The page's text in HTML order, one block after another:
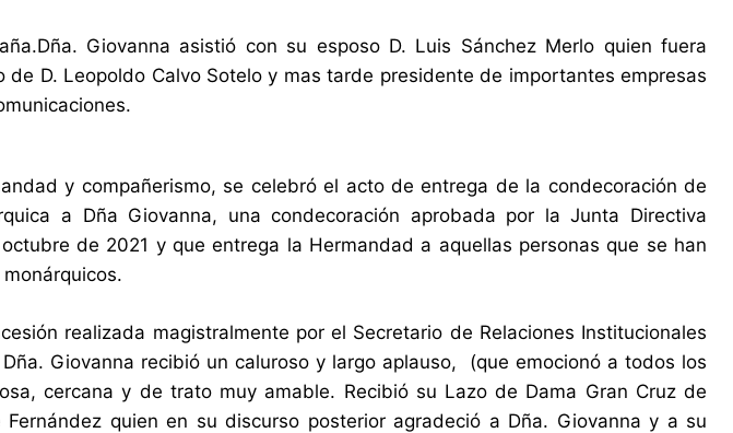
Giovanna asistió con su esposo D. Luis Sánchez Merlo quien fuera
de D. Leopoldo Calvo Sotelo y mas tarde presidente de importantes empresas
y compañerismo, se celebró el acto de entrega de la condecoración de
a Dña Giovanna, una condecoración aprobada por la Junta Directiva
de 2021 y que entrega la Hermandad a aquellas personas que se han
realizada magistralmente por el Secretario de Relaciones Institucionales
Giovanna recibió un caluroso y largo aplauso, (que emocionó a todos los
cercana y de trato muy amable. Recibió su Lazo de Dama Gran Cruz de
quien en su discurso posterior agradeció a Dña. Giovanna y a su